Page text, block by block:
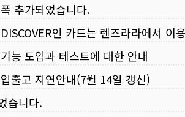
추가되었습니다.
인 카드는 렌즈라라에서 이
능 도입과 테스트에 대한 안내
출고 지연안내(7월 14일 갱신)
습니다.